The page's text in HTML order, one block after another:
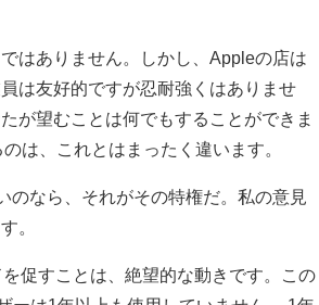
はありません。しかし、Appleの店は
は友好的ですが忍耐強くはありませ
が望むことは何でもすることができま
は、これとはまったく違います。
のなら、それがその特権だ。私の意見
。
促すことは、絶望的な動きです。この